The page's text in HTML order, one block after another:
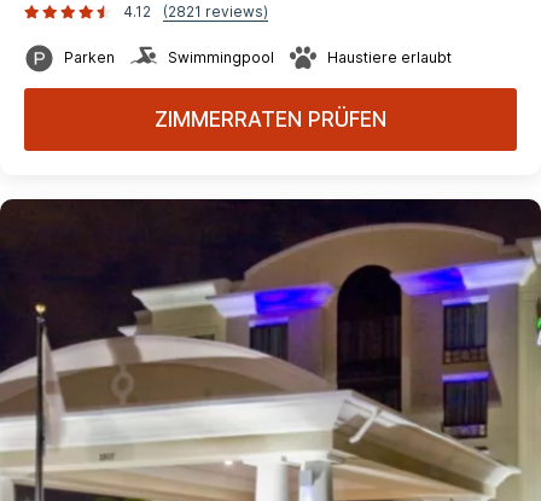
4.12
(2821 reviews)
Parken Swimmingpool Haustiere erlaubt
ZIMMERRATEN PRÜFEN